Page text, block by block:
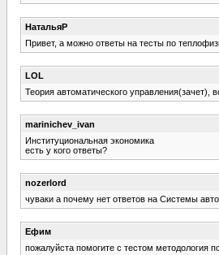
НатальяР
Привет, а можно ответы на тесты по
LOL
Теория автоматического управления(зачет),
marinichev_ivan
Институциональная экономика
есть у кого ответы?
nozerlord
чуваки а почему нет ответов на Системы
Ефим
пожалуйста помогите с тестом методология